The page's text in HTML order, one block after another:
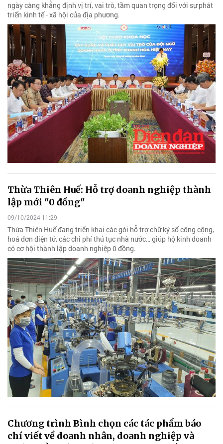
ngày càng khẳng định vị trí, vai trò, tầm quan trọng đối với sự phát
triển kinh tế - xã hội của địa phương.
Thừa Thiên Huế: Hỗ trợ doanh nghiệp thành
lập mới "0 đồng"
09/10/2024 11:29
Thừa Thiên Huế đang triển khai các gói hỗ trợ chữ ký số công cộng,
hoá đơn điện tử, các chi phí thủ tục nhà nước… giúp hộ kinh doanh
có cơ hội thành lập doanh nghiệp 0 đồng.
Chương trình Bình chọn các tác phẩm báo
chí viết về doanh nhân, doanh nghiệp và